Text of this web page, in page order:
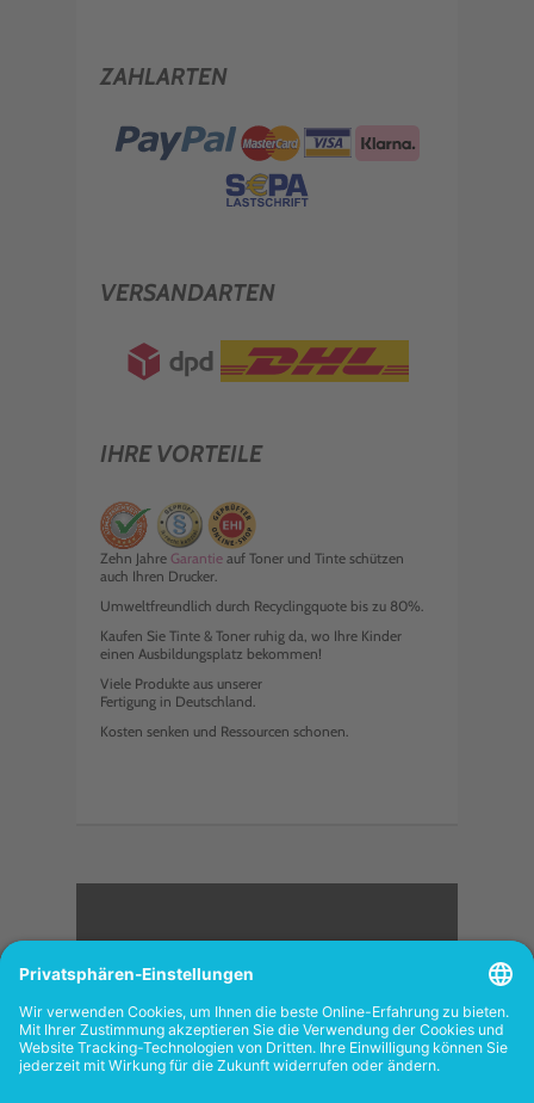
ZAHLARTEN
VERSANDARTEN
IHRE VORTEILE
Zehn Jahre Garantie auf Toner und Tinte schützen
auch Ihren Drucker.
Umweltfreundlich durch Recyclingquote bis zu 80%.
Kaufen Sie Tinte & Toner ruhig da, wo Ihre Kinder
einen Ausbildungsplatz bekommen!
Viele Produkte aus unserer
Fertigung in Deutschland.
Kosten senken und Ressourcen schonen.
<
FOLGEN SIE UNS